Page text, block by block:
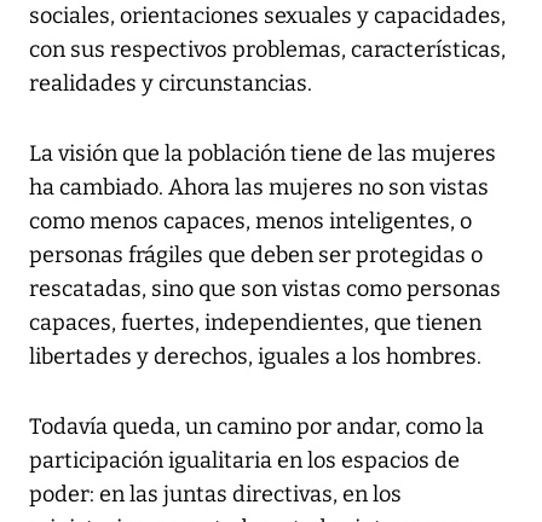
sociales, orientaciones sexuales y capacidades,
con sus respectivos problemas, características,
realidades y circunstancias.
La visión que la población tiene de las mujeres
ha cambiado. Ahora las mujeres no son vistas
como menos capaces, menos inteligentes, o
personas frágiles que deben ser protegidas o
rescatadas, sino que son vistas como personas
capaces, fuertes, independientes, que tienen
libertades y derechos, iguales a los hombres.
Todavía queda, un camino por andar, como la
participación igualitaria en los espacios de
poder: en las juntas directivas, en los